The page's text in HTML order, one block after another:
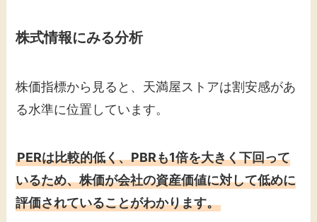
株式情報にみる分析
株価指標から見ると、天満屋ストアは割安感があ
る水準に位置しています。
PERは比較的低く、PBRも1倍を大きく下回って
いるため、株価が会社の資産価値に対して低めに
評価されていることがわかります。